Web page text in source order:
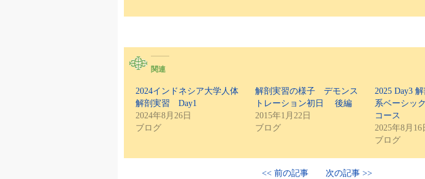
関連
2024インドネシア大学人体
解剖実習 Day1
2024年8月26日
ブログ
解剖実習の様子 デモンス
トレーション初日 後編
2015年1月22日
ブログ
2025 Day3
系ベーシッ
コース
2025年8月16
ブログ
<< 前の記事 次の記事 >>